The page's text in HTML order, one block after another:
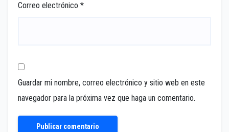
Correo electrónico *
Guardar mi nombre, correo electrónico y sitio web en este
navegador para la próxima vez que haga un comentario.